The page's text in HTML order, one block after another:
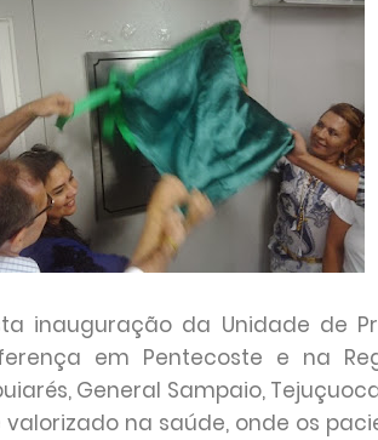
inauguração da Unidade de
em Pentecoste e na
General Sampaio,
valorizado na saúde, onde os